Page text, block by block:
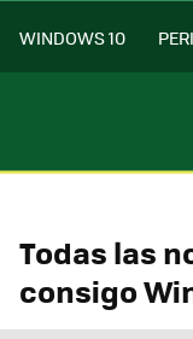
WINDOWS 10
Todas las
consigo